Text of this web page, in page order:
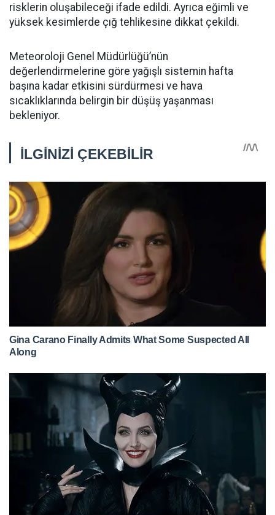
risklerin oluşabileceği ifade edildi. Ayrıca eğimli ve
yüksek kesimlerde çığ tehlikesine dikkat çekildi.
Meteoroloji Genel Müdürlüğü’nün
değerlendirmelerine göre yağışlı sistemin hafta
başına kadar etkisini sürdürmesi ve hava
sıcaklıklarında belirgin bir düşüş yaşanması
bekleniyor.